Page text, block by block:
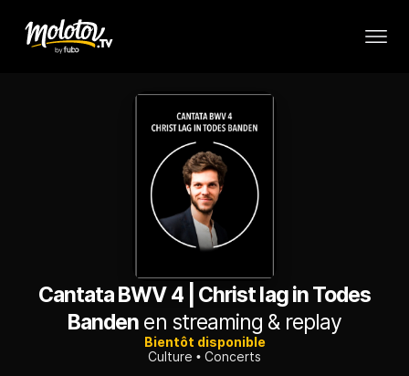
Cantata BWV 4 | Christ lag in Todes
Banden en streaming & replay
Bientôt disponible
Culture
Concerts